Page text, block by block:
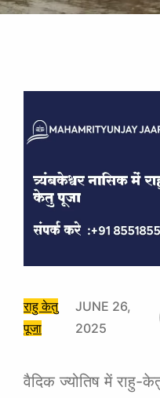
राहु केतु
पूजा
JUNE 26,
2025
वैदिक ज्योतिष में राहु-